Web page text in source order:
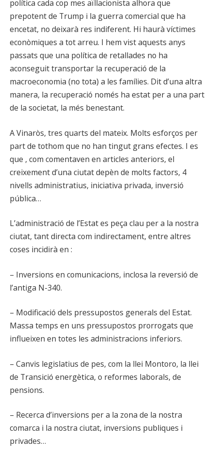
política cada cop mes aïllacionista alhora que
prepotent de Trump i la guerra comercial que ha
encetat, no deixarà res indiferent. Hi haurà víctimes
econòmiques a tot arreu. I hem vist aquests anys
passats que una política de retallades no ha
aconseguit transportar la recuperació de la
macroeconomia (no tota) a les famílies. Dit d’una altra
manera, la recuperació només ha estat per a una part
de la societat, la més benestant.
A Vinaròs, tres quarts del mateix. Molts esforços per
part de tothom que no han tingut grans efectes. I es
que , com comentaven en articles anteriors, el
creixement d’una ciutat depèn de molts factors, 4
nivells administratius, iniciativa privada, inversió
pública…
L’administració de l’Estat es peça clau per a la nostra
ciutat, tant directa com indirectament, entre altres
coses incidirà en :
– Inversions en comunicacions, inclosa la reversió de
l’antiga N-340.
– Modificació dels pressupostos generals del Estat.
Massa temps en uns pressupostos prorrogats que
influeixen en totes les administracions inferiors.
– Canvis legislatius de pes, com la llei Montoro, la llei
de Transició energètica, o reformes laborals, de
pensions.
– Recerca d’inversions per a la zona de la nostra
comarca i la nostra ciutat, inversions publiques i
privades…